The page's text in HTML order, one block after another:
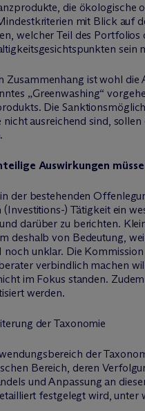
die ökologische
mit Blick auf
welcher Teil des
sein
Zusammenhang ist wohl die
„Greenwashing“
Die
nicht ausreichend sind,
Auswirkungen
der bestehenden
(Investitions-) Tätigkeit ein
darüber zu berichten.
deshalb von Bedeutung,
noch unklar. Die
verbindlich machen
im Fokus standen.
werden.
der Taxonomie
der
Bereich, deren
und Anpassung an
festgelegt wird, unter